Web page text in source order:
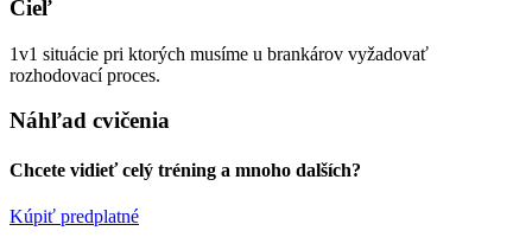
Cieľ
1v1 situácie pri ktorých musíme u brankárov vyžadovať
rozhodovací proces.
Náhľad cvičenia
Chcete vidieť celý tréning a mnoho dalších?
Kúpiť predplatné